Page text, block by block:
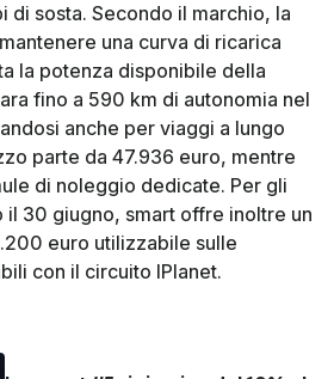
di sosta. Secondo il marchio, la
una curva di ricarica
la potenza disponibile della
fino a 590 km di autonomia nel
anche per viaggi a lungo
parte da 47.936 euro, mentre
di noleggio dedicate. Per gli
30 giugno, smart offre inoltre un
euro utilizzabile sulle
con il circuito IPlanet.